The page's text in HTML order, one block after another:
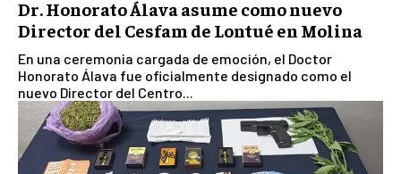
Dr. Honorato Álava asume como nuevo
Director del Cesfam de Lontué en Molina
En una ceremonia cargada de emoción, el Doctor
Honorato Álava fue oficialmente designado como el
nuevo Director del Centro...